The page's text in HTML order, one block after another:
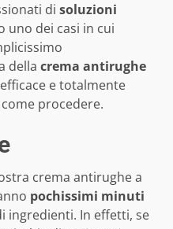
di soluzioni
uno dei casi in cui
della crema antirughe
efficace e totalmente
procedere.
crema antirughe a
pochissimi minuti
ingredienti. In effetti, se